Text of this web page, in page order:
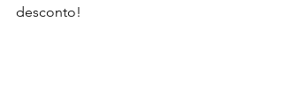
desconto!